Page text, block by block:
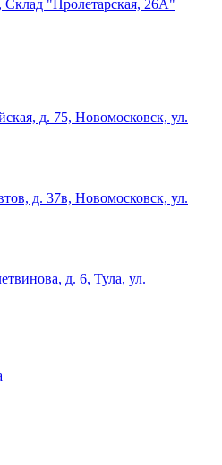
"Пролетарская, 26А"
д. 75, Новомосковск, ул.
д. 37в, Новомосковск, ул.
д. 6, Тула, ул.